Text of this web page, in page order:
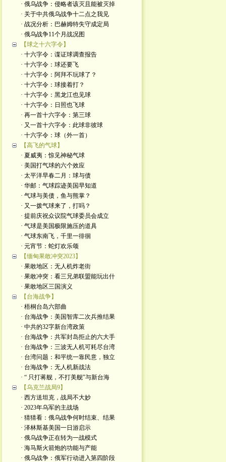
· 俄乌战争：侵略者该灭且能被灭掉
· 关于中共俄乌战争十二点之我见
· 战况分析：巴赫姆特失守成定局
· 俄乌战争11个月战况图
【球之十六字令】
· 十六字令：谍证球调查报告
· 十六字令：球还要飞
· 十六字令：阿拜不玩球了？
· 十六字令：球接着打？
· 十六字令：黑龙江也见球
· 十六字令：日照也飞球
· 再一首十六字令：第三球
· 又一首十六字令：此球非彼球
· 十六字令：球（外一首）
【高飞的气球】
· 夏威夷：惊见神秘气球
· 美国打气球的六个效应
· 太平洋早春二月：球与债
· 华邮：气球踪迹美国早知道
· 气球与美债，鱼与熊掌？
· 又一拨气球来了，打吗？
· 提前庆祝众议院气球委员会成立
· 气球是美国极限施压的道具
· 气球东南飞，千里一徘徊
· 元宵节：蛇灯欢乐颂
【缅甸果敢冲突2023】
· 果敢地区：无人机炸老街
· 果敢冲突：看三兄弟联盟能玩出什
· 果敢地区三国演义
【台海战争】
· 梧桐台岛六部曲
· 台海战争：美国智库二次兵推结果
· 中共的32字新台湾政策
· 台海战争：共军封岛拒止的六大手
· 台海战争：三波无人机可耗尽台湾
· 台湾问题：和平统一靠民意，独立
· 台海战争：无人机新战法
· “ 只打蒋舰，不打美舰”与新台海
【乌克兰战局9】
· 西方送坦克，战局不大妙
· 2023年乌军的主战场
· 猜猜看：俄乌战争何时结束、结果
· 泽林斯基美国一日游启示
· 俄乌战争正在转为一战模式
· 海马斯火箭炮的功能与产能
· 俄乌战争：俄军行动进入第四阶段